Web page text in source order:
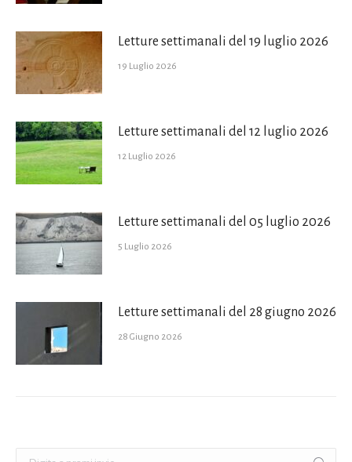
Letture settimanali del 19 luglio 2026
19 Luglio 2026
Letture settimanali del 12 luglio 2026
12 Luglio 2026
Letture settimanali del 05 luglio 2026
5 Luglio 2026
Letture settimanali del 28 giugno 2026
28 Giugno 2026